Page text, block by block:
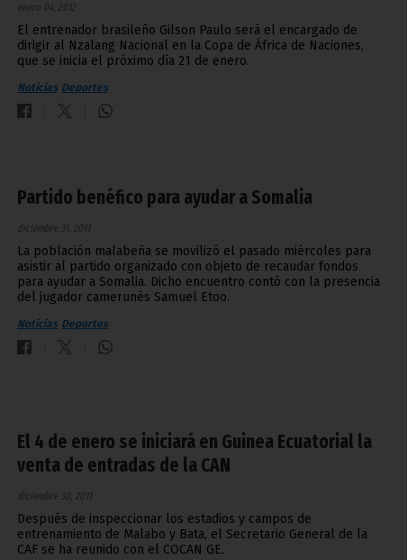
enero 04, 2012
El entrenador brasileño Gilson Paulo será el encargado de
dirigir al Nzalang Nacional en la Copa de África de Naciones,
que se inicia el próximo día 21 de enero.
Noticias Deportes
Partido benéfico para ayudar a Somalia
diciembre 31, 2011
La población malabeña se movilizó el pasado miércoles para
asistir al partido organizado con objeto de recaudar fondos
para ayudar a Somalia. Dicho encuentro contó con la presencia
del jugador camerunés Samuel Etoo.
Noticias Deportes
El 4 de enero se iniciará en Guinea Ecuatorial la
venta de entradas de la CAN
diciembre 30, 2011
Después de inspeccionar los estadios y campos de
entrenamiento de Malabo y Bata, el Secretario General de la
CAF se ha reunido con el COCAN GE.